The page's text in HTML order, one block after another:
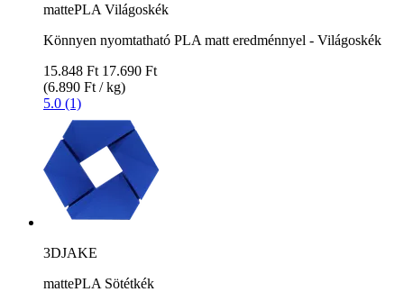
mattePLA Világoskék
Könnyen nyomtatható PLA matt eredménnyel - Világoskék
15.848 Ft 17.690 Ft
(6.890 Ft / kg)
5.0 (1)
3DJAKE
mattePLA Sötétkék